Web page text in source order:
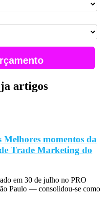
artigos
momentos da
Trade Marketing do
em 30 de julho no PRO
Paulo — consolidou-se como